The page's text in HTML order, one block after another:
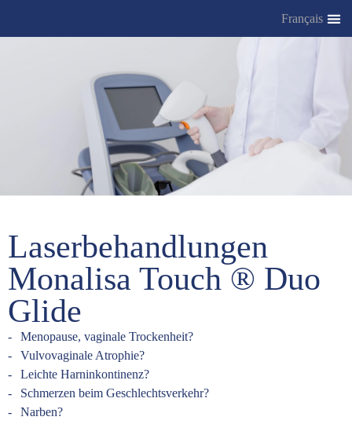
Français
Laserbehandlungen
Monalisa Touch ® Duo
Glide
Menopause, vaginale Trockenheit?
Vulvovaginale Atrophie?
Leichte Harninkontinenz?
Schmerzen beim Geschlechtsverkehr?
Narben?